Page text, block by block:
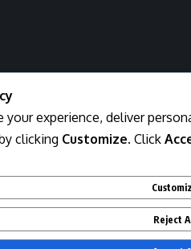
your experience, deliver
clicking Customize. Click
Reject